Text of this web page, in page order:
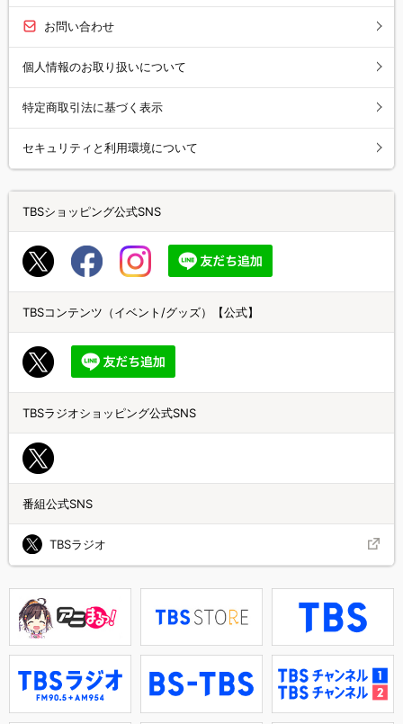
お問い合わせ
個人情報のお取り扱いについて
特定商取引法に基づく表示
セキュリティと利用環境について
TBSショッピング公式SNS
TBSコンテンツ（イベント/グッズ）【公式】
TBSラジオショッピング公式SNS
番組公式SNS
TBSラジオ